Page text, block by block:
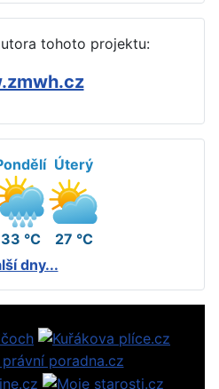
tohoto projektu:
33 °C
Úterý
27 °C
dny...